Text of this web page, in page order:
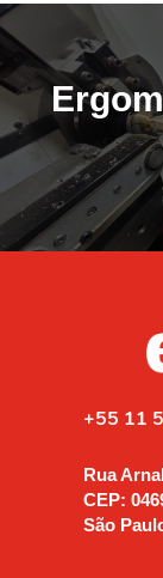
+55 11
Rua
CEP:
São